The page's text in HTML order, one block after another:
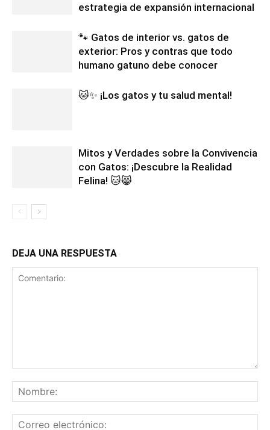
estrategia de expansión internacional
🐾 Gatos de interior vs. gatos de
exterior: Pros y contras que todo
humano gatuno debe conocer
🐱✨ ¡Los gatos y tu salud mental!
Mitos y Verdades sobre la Convivencia
con Gatos: ¡Descubre la Realidad
Felina! 🐱😸
DEJA UNA RESPUESTA